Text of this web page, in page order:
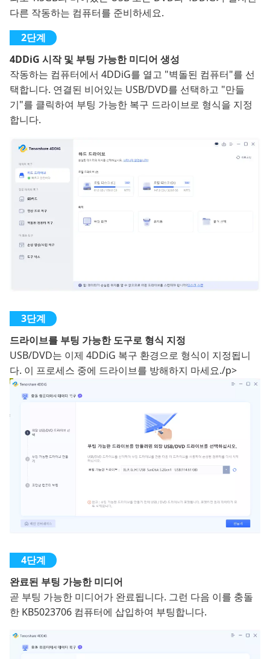
다른 작동하는 컴퓨터를 준비하세요.
4DDiG 시작 및 부팅 가능한 미디어 생성
작동하는 컴퓨터에서 4DDiG를 열고 "벽돌된 컴퓨터"를 선
택합니다. 연결된 비어있는 USB/DVD를 선택하고 "만들
기"를 클릭하여 부팅 가능한 복구 드라이브로 형식을 지정
합니다.
드라이브를 부팅 가능한 도구로 형식 지정
USB/DVD는 이제 4DDiG 복구 환경으로 형식이 지정됩니
다. 이 프로세스 중에 드라이브를 방해하지 마세요./p>
완료된 부팅 가능한 미디어
곧 부팅 가능한 미디어가 완료됩니다. 그런 다음 이를 충돌
한 KB5023706 컴퓨터에 삽입하여 부팅합니다.